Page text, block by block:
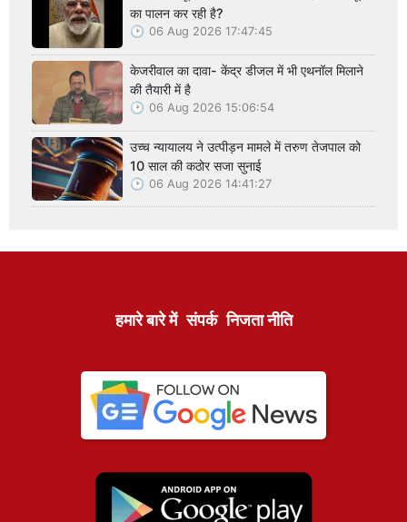
का पालन कर रही है?
06 Aug 2026 17:47:45
केजरीवाल का दावा- केंद्र डीजल में भी एथनॉल मिलाने
की तैयारी में है
06 Aug 2026 15:06:54
उच्च न्यायालय ने उत्पीड़न मामले में तरुण तेजपाल को
10 साल की कठोर सजा सुनाई
06 Aug 2026 14:41:27
हमारे बारे में संपर्क निजता नीति